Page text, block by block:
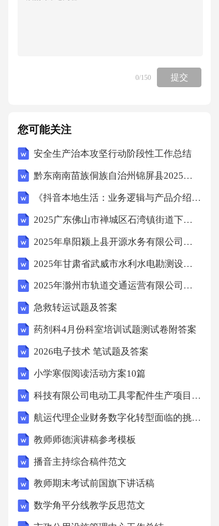
的道路上越走越远。
勤奋的成功法则持之以恒坚持不懈的努力追求
完美追求卓越的态度
坚韧不拔不怕困难，不畏挑战0103
02坚定不移永不放弃，勇往直前勤奋的成功标
网巨头成功经验腾讯创始人：马化腾历史传奇
人生美国前总统：林肯
向黄峥的电商帝国02搭建数字世界马化腾的互
联网帝国总结勤奋是成功的基石，没有勤奋就
没有成功。让我们时刻保持勤奋的态度，奋发
向前，不断创造自己的成功之路。05第五章勤
奋与幸福
勤奋的幸福源泉勤奋是幸福的关键。通过勤
付出的价值和意义。勤奋让我们拥有更多的选
择，让生活充满希望和可能性。
0/150 提交
您可能关注
安全生产治本攻坚行动阶段性工作总结
黔东南南苗族侗族自治州锦屏县2025年数学三年级下学期期中考试模拟试题含答案解析
《抖音本地生活：业务逻辑与产品介绍》考试试卷
2025广东佛山市禅城区石湾镇街道下属公有企业人员招聘3人笔试历年常考点试题专练附带答案详解
2025年阜阳颍上县开源水务有限公司公开招聘劳务派遣工作人员12名笔试历年难易错考点试卷带答案解析
2025年甘肃省武威市水利水电勘测设计院有限公司招聘12人笔试历年难易错考点试卷带答案解析
2025年滁州市轨道交通运营有限公司第二批次社会招聘4人笔试历年典型考点题库附带答案详解
急救转运试题及答案
药剂科4月份科室培训试题测试卷附答案
2026电子技术 笔试题及答案
小学寒假阅读活动方案10篇
科技有限公司电动工具零配件生产项目环评可研资料环境影响
航运代理企业财务数字化转型面临的挑战与解决措施
教师师德演讲稿参考模板
播音主持综合稿件范文
教师期末考试前国旗下讲话稿
数学角平分线教学反思范文